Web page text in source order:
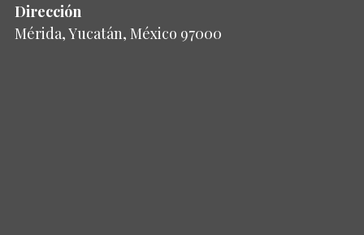
Dirección
Mérida, Yucatán, México 97000